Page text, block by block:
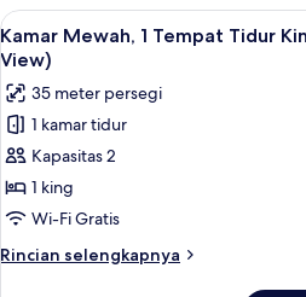
Superior,
2
Tempat
Queen
(Beverly
Boulevard
View)
Lihat
semua
foto
untuk
Kamar
Mewah,
1
Tempat
Tidur
King
7
Kamar Mewah, 1 Tempat Tidur
View)
35 meter persegi
1 kamar tidur
Kapasitas 2
1 king
Wi-Fi Gratis
Rincian selengkapnya
Rincian